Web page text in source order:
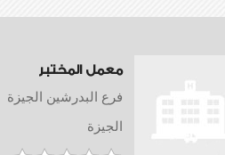
معمل المختبر
فرع البدرشين الجيزة
الجيزة